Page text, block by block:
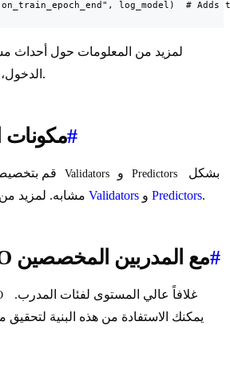
log_model)  #
لمزيد من المعلومات حول أحداث
.
مكونات#
Validators Predictors
Validators Predictors.
استخدام YOLO مع المدربين المخصصين#
يمكنك الاستفادة من هذه البنية